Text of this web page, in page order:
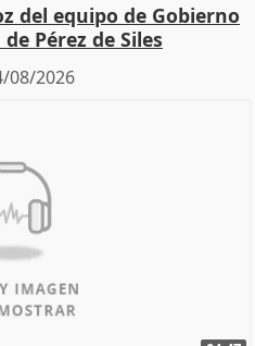
del equipo de Gobierno
Pérez de Siles
08/2026